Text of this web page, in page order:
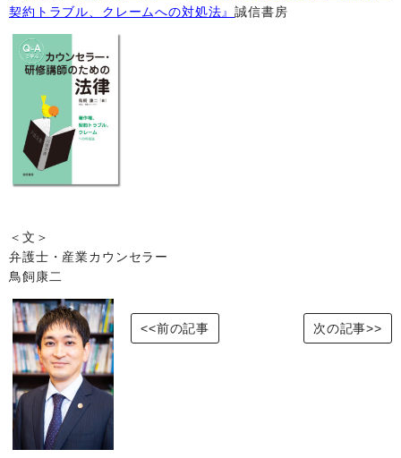
契約トラブル、クレームへの対処法』誠信書房
＜文＞
弁護士・産業カウンセラー
鳥飼康二
<<前の記事 次の記事>>